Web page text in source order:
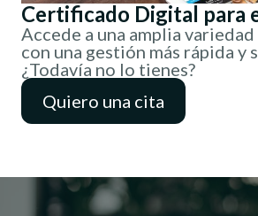
Certificado Digital para
Accede a una amplia
con una gestión más rápida y
¿Todavía no lo tienes?
Quiero una cita